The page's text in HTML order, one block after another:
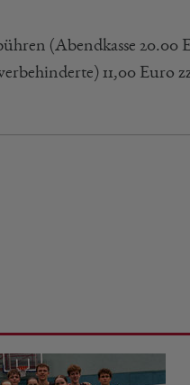
(Abendkasse 20.00
11,00 Euro